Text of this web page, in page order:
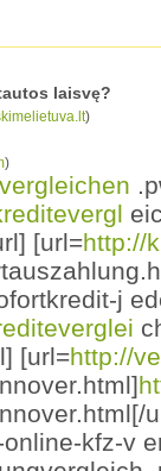
laisvę?
)
)
[url=http://
j
[url=http://
kfz-v